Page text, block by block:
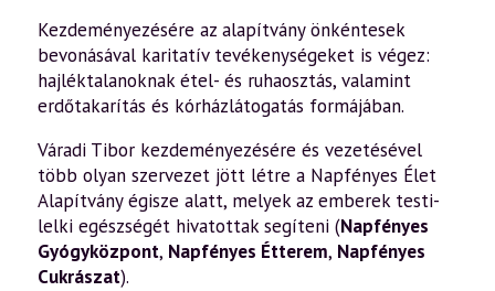
Kezdeményezésére az alapítvány önkéntesek
bevonásával karitatív tevékenységeket is végez:
hajléktalanoknak étel- és ruhaosztás, valamint
erdőtakarítás és kórházlátogatás formájában.
Váradi Tibor kezdeményezésére és vezetésével
több olyan szervezet jött létre a Napfényes Élet
Alapítvány égisze alatt, melyek az emberek testi-
lelki egészségét hivatottak segíteni (Napfényes
Gyógyközpont, Napfényes Étterem, Napfényes
Cukrászat).